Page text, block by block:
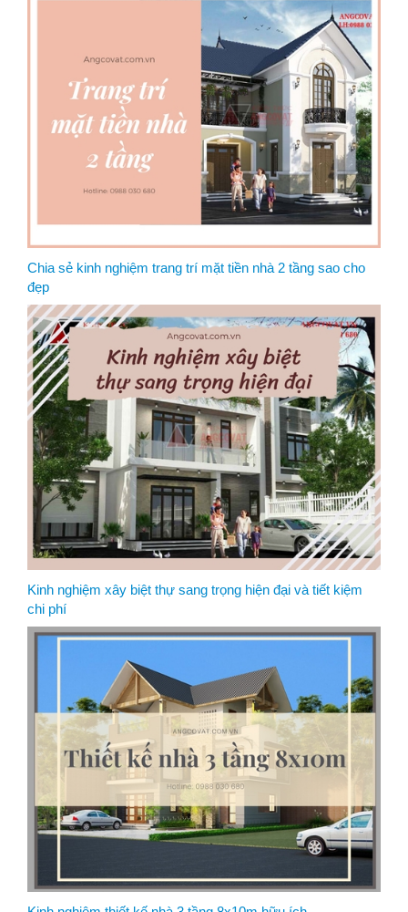
Chia sẻ kinh nghiệm trang trí mặt tiền nhà 2 tầng sao cho
đẹp
Kinh nghiệm xây biệt thự sang trọng hiện đại và tiết kiệm
chi phí